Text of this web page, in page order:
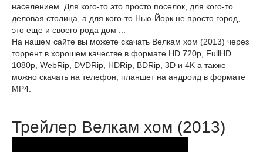
населением. Для кого-то это просто поселок, для кого-то
деловая столица, а для кого-то Нью-Йорк не просто город,
это еще и своего рода дом ...
На нашем сайте вы можете скачать Велкам хом (2013) через
торрент в хорошем качестве в формате HD 720p, FullHD
1080p, WebRip, DVDRip, HDRip, BDRip, 3D и 4K а также
можно скачать на телефон, планшет на андроид в формате
MP4.
Трейлер Велкам хом (2013)